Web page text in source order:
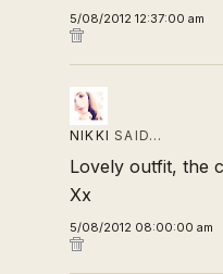
5/08/2012 12:37:00 am
NIKKI SAID…
Lovely outfit, the
Xx
5/08/2012 08:00:00 am